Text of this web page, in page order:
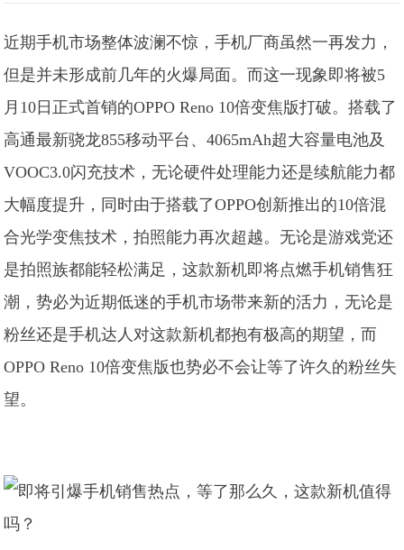
近期手机市场整体波澜不惊，手机厂商虽然一再发力，
但是并未形成前几年的火爆局面。而这一现象即将被5
月10日正式首销的OPPO Reno 10倍变焦版打破。搭载了
高通最新骁龙855移动平台、4065mAh超大容量电池及
VOOC3.0闪充技术，无论硬件处理能力还是续航能力都
大幅度提升，同时由于搭载了OPPO创新推出的10倍混
合光学变焦技术，拍照能力再次超越。无论是游戏党还
是拍照族都能轻松满足，这款新机即将点燃手机销售狂
潮，势必为近期低迷的手机市场带来新的活力，无论是
粉丝还是手机达人对这款新机都抱有极高的期望，而
OPPO Reno 10倍变焦版也势必不会让等了许久的粉丝失
望。